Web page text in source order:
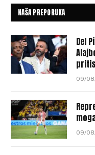
NAŠA PREPORUKA
Del
09/
09/